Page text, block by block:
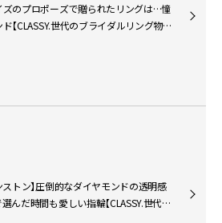
ズのプロポーズで贈られたリングは…憧
【CLASSY.世代のブライダルリング物語
ストン】圧倒的なダイヤモンドの透明感
んだ時間も愛しい指輪【CLASSY.世代の